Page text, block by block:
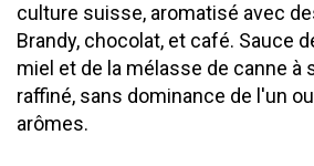
culture suisse, aromatisé avec
Brandy, chocolat, et café. Sauce
miel et de la mélasse de canne à
raffiné, sans dominance de l'un
arômes.